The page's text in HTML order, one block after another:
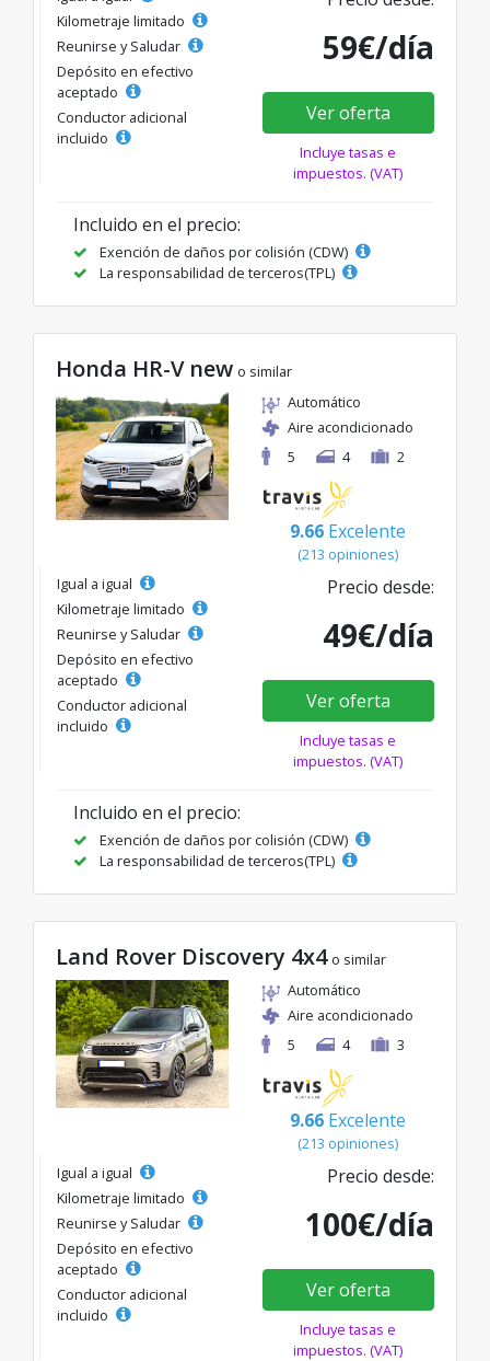
Kilometraje limitado
Reunirse y Saludar
Depósito en efectivo
aceptado
Conductor adicional
incluido
59€/día
Ver oferta
Incluye tasas e
impuestos. (VAT)
Incluido en el precio:
Exención de daños por colisión (CDW)
La responsabilidad de terceros(TPL)
Honda HR-V new o similar
Automático
Aire acondicionado
5
4 2
9.66 Excelente
(213 opiniones)
Igual a igual
Kilometraje limitado
Reunirse y Saludar
Depósito en efectivo
aceptado
Conductor adicional
incluido
Precio desde:
49€/día
Ver oferta
Incluye tasas e
impuestos. (VAT)
Incluido en el precio:
Exención de daños por colisión (CDW)
La responsabilidad de terceros(TPL)
Land Rover Discovery 4x4 o similar
Automático
Aire acondicionado
5
4 3
9.66 Excelente
(213 opiniones)
Igual a igual
Kilometraje limitado
Reunirse y Saludar
Depósito en efectivo
aceptado
Conductor adicional
incluido
Precio desde:
100€/día
Ver oferta
Incluye tasas e
impuestos. (VAT)